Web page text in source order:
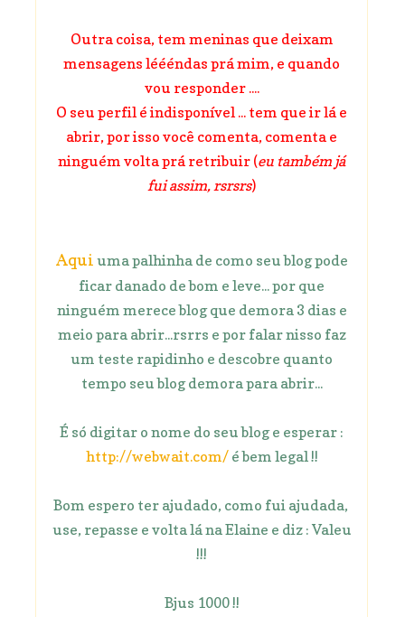
Outra coisa, tem meninas que deixam
mensagens léééndas prá mim, e quando
vou responder ....
O seu perfil é indisponível ... tem que ir lá e
abrir, por isso você comenta, comenta e
ninguém volta prá retribuir (eu também já
fui assim, rsrsrs)
Aqui uma palhinha de como seu blog pode
ficar danado de bom e leve... por que
ninguém merece blog que demora 3 dias e
meio para abrir...rsrrs e por falar nisso faz
um teste rapidinho e descobre quanto
tempo seu blog demora para abrir...
É só digitar o nome do seu blog e esperar :
http://webwait.com/é bem legal !!
Bom espero ter ajudado, como fui ajudada,
use, repasse e volta lá na Elaine e diz : Valeu
!!!
Bjus 1000 !!